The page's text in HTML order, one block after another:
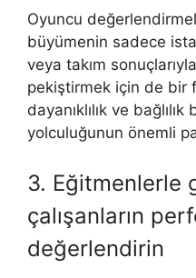
Oyuncu
büyümenin sadece
veya takım
pekiştirmek için de bir
dayanıklılık ve
yolculuğunun önemli
3. Eğitmenlerle
çalışanların
değerlendirin